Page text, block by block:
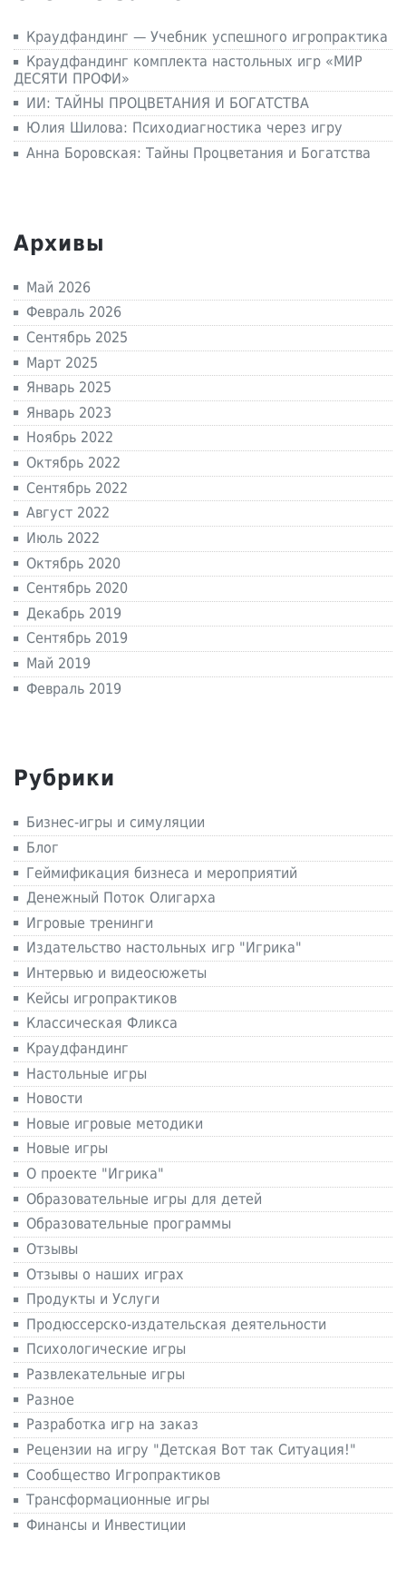
Краудфандинг — Учебник успешного игропрактика
Краудфандинг комплекта настольных игр «МИР
ДЕСЯТИ ПРОФИ»
ИИ: ТАЙНЫ ПРОЦВЕТАНИЯ И БОГАТСТВА
Юлия Шилова: Психодиагностика через игру
Анна Боровская: Тайны Процветания и Богатства
Архивы
Май 2026
Февраль 2026
Сентябрь 2025
Март 2025
Январь 2025
Январь 2023
Ноябрь 2022
Октябрь 2022
Сентябрь 2022
Август 2022
Июль 2022
Октябрь 2020
Сентябрь 2020
Декабрь 2019
Сентябрь 2019
Май 2019
Февраль 2019
Рубрики
Бизнес-игры и симуляции
Блог
Геймификация бизнеса и мероприятий
Денежный Поток Олигарха
Игровые тренинги
Издательство настольных игр "Игрика"
Интервью и видеосюжеты
Кейсы игропрактиков
Классическая Фликса
Краудфандинг
Настольные игры
Новости
Новые игровые методики
Новые игры
О проекте "Игрика"
Образовательные игры для детей
Образовательные программы
Отзывы
Отзывы о наших играх
Продукты и Услуги
Продюссерско-издательская деятельности
Психологические игры
Развлекательные игры
Разное
Разработка игр на заказ
Рецензии на игру "Детская Вот так Ситуация!"
Сообщество Игропрактиков
Трансформационные игры
Финансы и Инвестиции